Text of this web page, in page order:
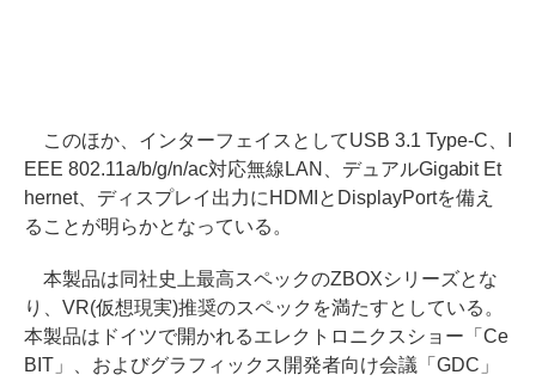
このほか、インターフェイスとしてUSB 3.1 Type-C、I
EEE 802.11a/b/g/n/ac対応無線LAN、デュアルGigabit Et
hernet、ディスプレイ出力にHDMIとDisplayPortを備え
ることが明らかとなっている。
本製品は同社史上最高スペックのZBOXシリーズとな
り、VR(仮想現実)推奨のスペックを満たすとしている。
本製品はドイツで開かれるエレクトロニクスショー「Ce
BIT」、およびグラフィックス開発者向け会議「GDC」